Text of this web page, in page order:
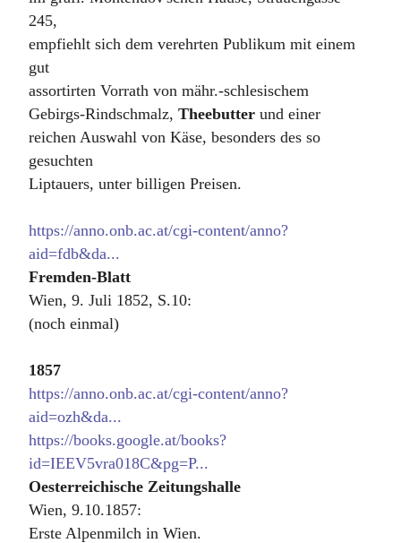
245,
empfiehlt sich dem verehrten Publikum mit einem
gut
assortirten Vorrath von mähr.-schlesischem
Gebirgs-Rindschmalz, Theebutter und einer
reichen Auswahl von Käse, besonders des so
gesuchten
Liptauers, unter billigen Preisen.
https://anno.onb.ac.at/cgi-content/anno?
aid=fdb&da...
Fremden-Blatt
Wien, 9. Juli 1852, S.10:
(noch einmal)
1857
https://anno.onb.ac.at/cgi-content/anno?
aid=ozh&da...
https://books.google.at/books?
id=IEEV5vra018C&pg=P...
Oesterreichische Zeitungshalle
Wien, 9.10.1857:
Erste Alpenmilch in Wien.